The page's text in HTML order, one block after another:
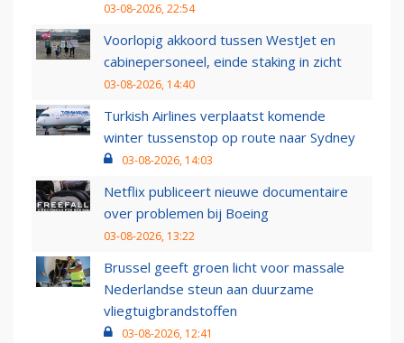
03-08-2026, 22:54
Voorlopig akkoord tussen WestJet en
cabinepersoneel, einde staking in zicht
03-08-2026, 14:40
Turkish Airlines verplaatst komende
winter tussenstop op route naar Sydney
03-08-2026, 14:03
Netflix publiceert nieuwe documentaire
over problemen bij Boeing
03-08-2026, 13:22
Brussel geeft groen licht voor massale
Nederlandse steun aan duurzame
vliegtuigbrandstoffen
03-08-2026, 12:41